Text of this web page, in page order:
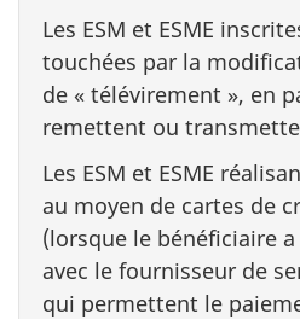
Les ESM et ESME
touchées par la
de « télévirement », en
remettent ou
Les ESM et ESME
au moyen de cartes de
(lorsque le bénéficiaire
avec le fournisseur de
qui permettent le